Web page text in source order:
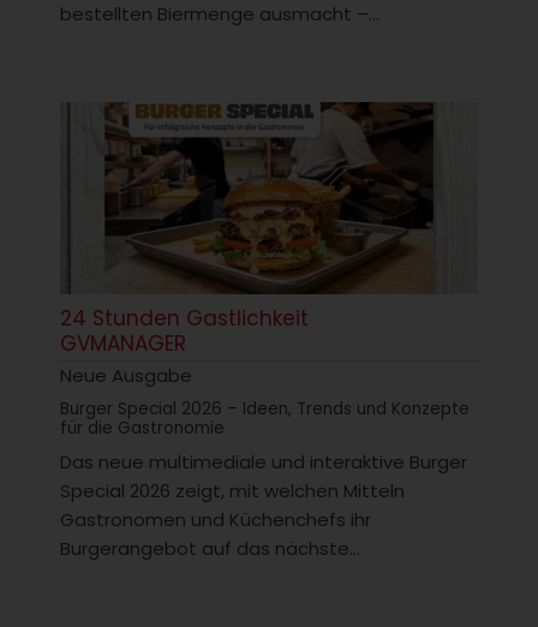
bestellten Biermenge ausmacht –...
24 Stunden Gastlichkeit
GVMANAGER
Neue Ausgabe
Burger Special 2026 – Ideen, Trends und Konzepte
für die Gastronomie
Das neue multimediale und interaktive Burger
Special 2026 zeigt, mit welchen Mitteln
Gastronomen und Küchenchefs ihr
Burgerangebot auf das nächste...